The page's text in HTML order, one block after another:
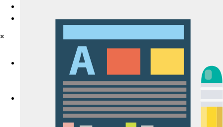
トレイラック
レジカンター
シェルフラック
園芸什器
プライスカード差し・etc
納入事例・地域別一覧
イベントワ
販売店・イベント
×